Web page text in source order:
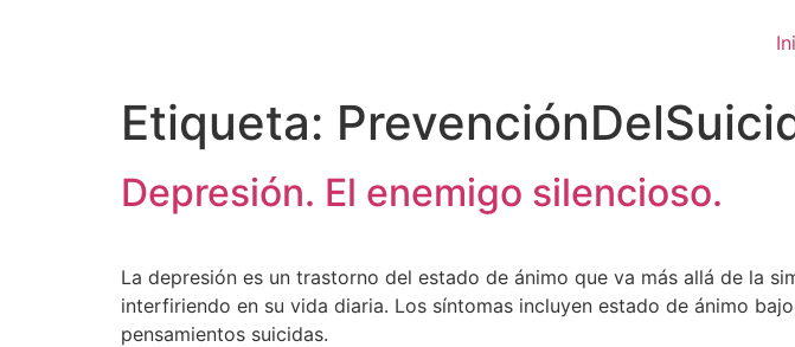
Etiqueta:
Depresión. El enemigo silencioso.
La depresión es un trastorno del estado de ánimo que va más allá de la
interfiriendo en su vida diaria. Los síntomas incluyen estado de ánimo
pensamientos suicidas.